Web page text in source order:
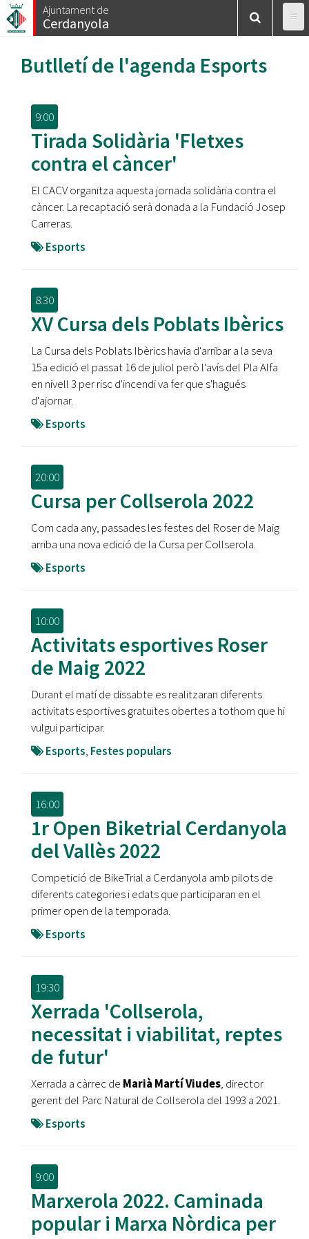
Vés
al
Ajuntament de
Cerdanyola
Butlletí de l'agenda Esports
9:00
Tirada Solidària 'Fletxes
contra el càncer'
El CACV organitza aquesta jornada solidària contra el
càncer. La recaptació serà donada a la Fundació Josep
Carreras.
Esports
8:30
XV Cursa dels Poblats Ibèrics
La Cursa dels Poblats Ibèrics havia d'arribar a la seva
15a edició el passat 16 de juliol però l'avís del Pla Alfa
en nivell 3 per risc d'incendi va fer que s'hagués
d'ajornar.
Esports
20:00
Cursa per Collserola 2022
Com cada any, passades les festes del Roser de Maig
arriba una nova edició de la Cursa per Collserola.
Esports
10:00
Activitats esportives Roser
de Maig 2022
Durant el matí de dissabte es realitzaran diferents
activitats esportives gratuïtes obertes a tothom que hi
vulgui participar.
Esports, Festes populars
16:00
1r Open Biketrial Cerdanyola
del Vallès 2022
Competició de BikeTrial a Cerdanyola amb pilots de
diferents categories i edats que participaran en el
primer open de la temporada.
Esports
19:30
Xerrada 'Collserola,
necessitat i viabilitat, reptes
de futur'
Xerrada a càrrec de Marià Martí Viudes, director
gerent del Parc Natural de Collserola del 1993 a 2021.
Esports
9:00
Marxerola 2022. Caminada
popular i Marxa Nòrdica per